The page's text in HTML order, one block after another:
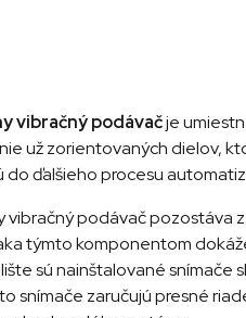
vibračný podávačje
už zorientovaných dielov,
do ďalšieho procesu
vibračný podávač pozostáva
týmto komponentom
sú nainštalované snímače
snímače zaručujú presné